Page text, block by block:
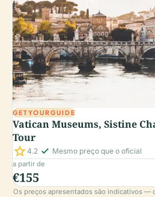
GETYOURGUIDE
Vatican Museums, Sistine
Tour
star4.2 check_small Mesmo preço que o oficial
a partir de
€155
Os preços apresentados são indicativos —